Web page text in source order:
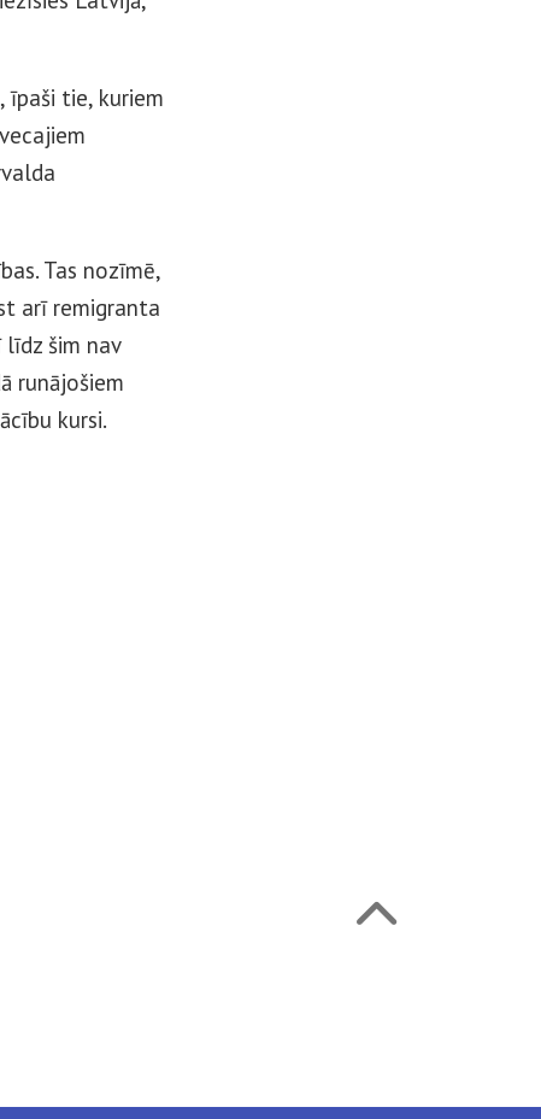
īpaši tie, kuriem
Tas nozīmē,
arī remigranta
šim nav
runājošiem
kursi.